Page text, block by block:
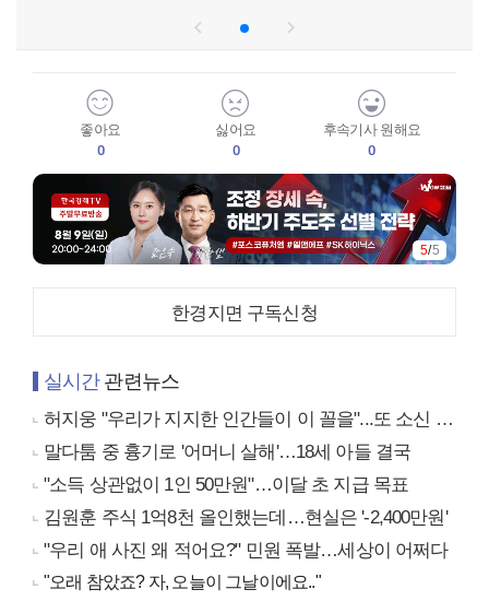
좋아요
0
싫어요
0
후속기사 원해요
0
5/5
한경지면 구독신청
실시간관련뉴스
허지웅 "우리가 지지한 인간들이 이 꼴을"...또 소신 발언
말다툼 중 흉기로 '어머니 살해'…18세 아들 결국
"소득 상관없이 1인 50만원"…이달 초 지급 목표
김원훈 주식 1억8천 올인했는데…현실은 '-2,400만원'
"우리 애 사진 왜 적어요?" 민원 폭발…세상이 어쩌다
"오래 참았죠? 자, 오늘이 그날이에요.."